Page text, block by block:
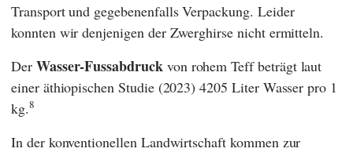
Transport und gegebenenfalls Verpackung. Leider
konnten wir denjenigen der Zwerghirse nicht ermitteln.
Der Wasser-Fussabdruck von rohem Teff beträgt laut
einer äthiopischen Studie (2023) 4205 Liter Wasser pro 1
kg.8
In der konventionellen Landwirtschaft kommen zur